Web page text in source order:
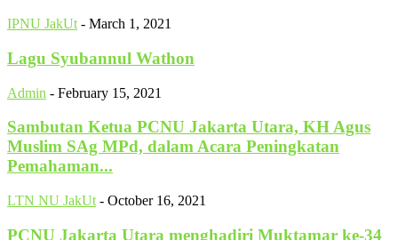
IPNU JakUt - March 1, 2021
Lagu Syubannul Wathon
Admin - February 15, 2021
Sambutan Ketua PCNU Jakarta Utara, KH Agus
Muslim SAg MPd, dalam Acara Peningkatan
Pemahaman...
LTN NU JakUt - October 16, 2021
PCNU Jakarta Utara menghadiri Muktamar ke-34